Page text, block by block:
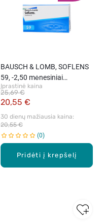
Pridėti į krepšelį
BAUSCH & LOMB, SOFLENS
59, -2,50 mėnesiniai
kontaktiniai lęšiai, 6 vnt.
Įprastinė kaina
20,55 €
25,69 €
30 dienų mažiausia kaina:
20,55 €
0